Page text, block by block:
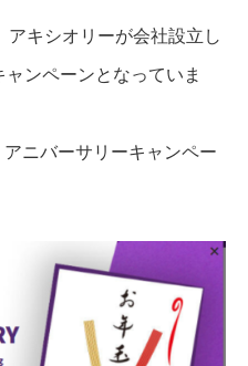
アキシオリーが会社設立し
ンペーンとなっていま
ニバーサリーキャンペー